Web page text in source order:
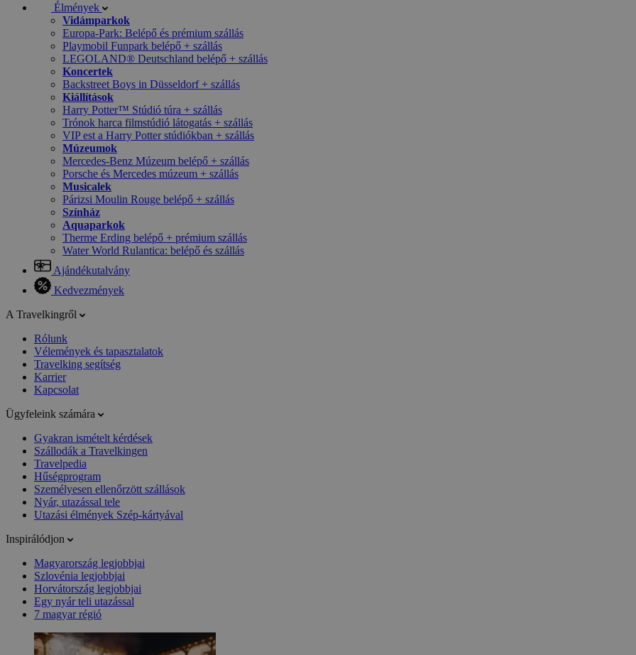
Élmények
Vidámparkok
Europa-Park: Belépő és prémium szállás
Playmobil Funpark belépő + szállás
LEGOLAND® Deutschland belépő + szállás
Koncertek
Backstreet Boys in Düsseldorf + szállás
Kiállítások
Harry Potter™ Stúdió túra + szállás
Trónok harca filmstúdió látogatás + szállás
VIP est a Harry Potter stúdiókban + szállás
Múzeumok
Mercedes-Benz Múzeum belépő + szállás
Porsche és Mercedes múzeum + szállás
Musicalek
Párizsi Moulin Rouge belépő + szállás
Színház
Aquaparkok
Therme Erding belépő + prémium szállás
Water World Rulantica: belépő és szállás
Ajándékutalvány
Kedvezmények
A Travelkingről
Rólunk
Vélemények és tapasztalatok
Travelking segítség
Karrier
Kapcsolat
Ügyfeleink számára
Gyakran ismételt kérdések
Szállodák a Travelkingen
Travelpedia
Hűségprogram
Személyesen ellenőrzött szállások
Nyár, utazással tele
Utazási élmények Szép-kártyával
Inspirálódjon
Magyarország legjobbjai
Szlovénia legjobbjai
Horvátország legjobbjai
Egy nyár teli utazással
7 magyar régió